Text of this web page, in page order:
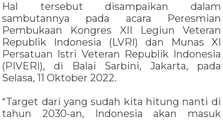
Hal tersebut disampaikan dalam
sambutannya pada acara Peresmian
Pembukaan Kongres XII Legiun Veteran
Republik Indonesia (LVRI) dan Munas XI
Persatuan Istri Veteran Republik Indonesia
(PIVERI), di Balai Sarbini, Jakarta, pada
Selasa, 11 Oktober 2022.
“Target dari yang sudah kita hitung nanti di
tahun 2030-an, Indonesia akan masuk